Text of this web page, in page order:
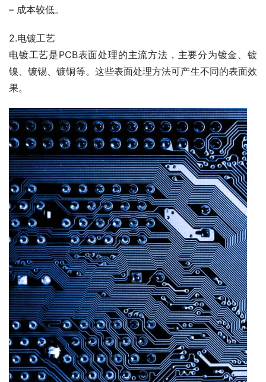
– 成本较低。
2.电镀工艺
电镀工艺是PCB表面处理的主流方法，主要分为镀金、镀
镍、镀锡、镀铜等。这些表面处理方法可产生不同的表面效
果。